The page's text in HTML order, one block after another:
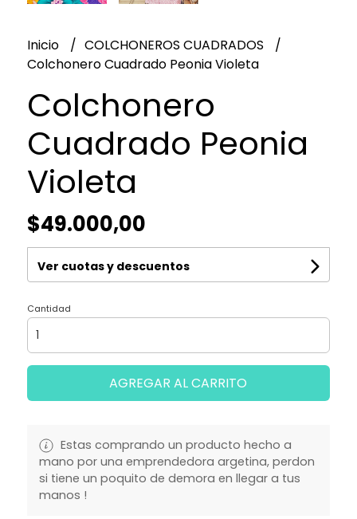
Inicio
COLCHONEROS CUADRADOS
Colchonero Cuadrado Peonia Violeta
Colchonero
Cuadrado Peonia
Violeta
$49.000,00
Ver cuotas y descuentos
Cantidad
AGREGAR AL CARRITO
Estas comprando un producto hecho a
mano por una emprendedora argetina, perdon
si tiene un poquito de demora en llegar a tus
manos !